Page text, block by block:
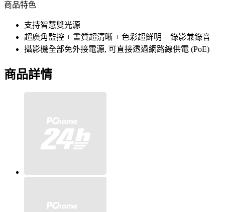
商品特色
支持智慧雙光源
超廣角監控 + 畫質超清晰 + 色彩超鮮明 + 錄影兼錄音
攝影機全部免外接電源, 可直接透過網路線供電 (PoE)
商品詳情